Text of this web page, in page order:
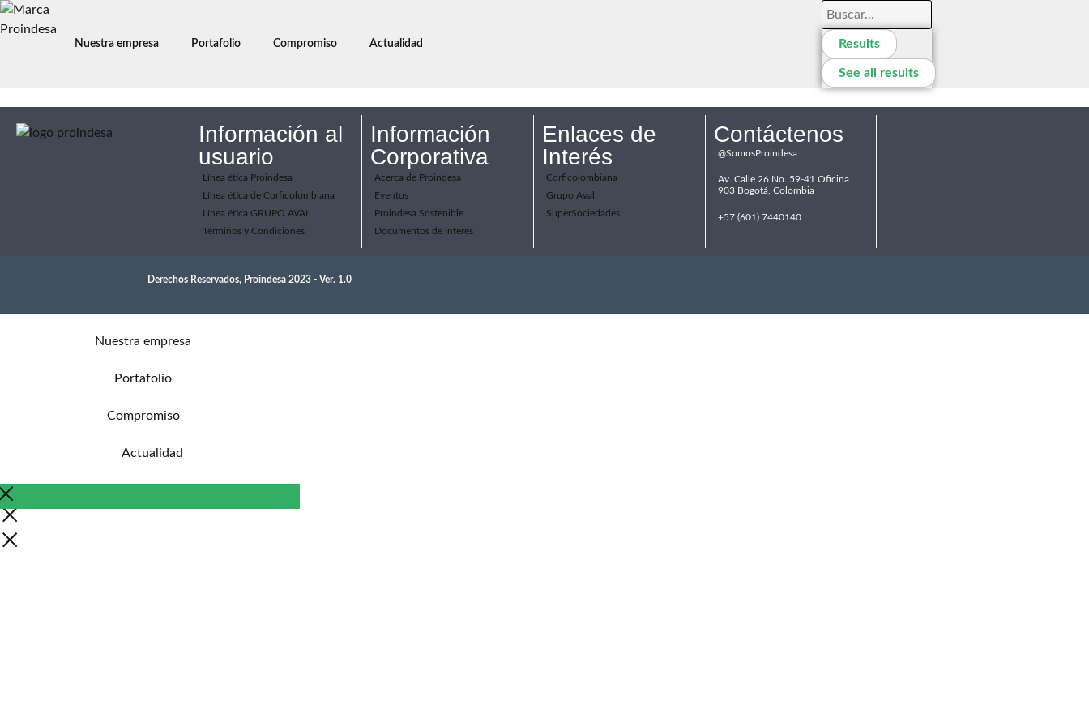
Nuestra empresa Portafolio Compromiso Actualidad Results
See all results
Información al
usuario
Línea ética Proindesa
Línea ética de Corficolombiana
Línea ética GRUPO AVAL
Términos y Condiciones
Información
Corporativa
Acerca de Proindesa
Eventos
Proindesa Sostenible
Documentos de interés
Enlaces de
Interés
Corficolombiana
Grupo Aval
SuperSociedades
Contáctenos
@SomosProindesa
Av. Calle 26 No. 59-41 Oficina
903 Bogotá, Colombia
+57 (601) 7440140
Derechos Reservados, Proindesa 2023 - Ver. 1.0
Nuestra empresa
Portafolio
Compromiso
Actualidad